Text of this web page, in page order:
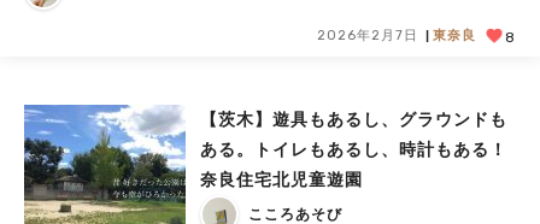
2026年2月7日 東奈良 8
【茨木】遊具もあるし、グラウンドも
ある。トイレもあるし、時計もある！
奈良住宅北児童遊園
こころあそび